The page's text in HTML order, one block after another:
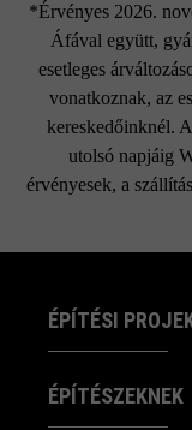
*Érvényes 2026.
Áfával együtt,
esetleges
vonatkoznak, az
kereskedőinknél.
utolsó napjáig
érvényesek, a
ÉPÍTÉSI
ÉPÍTÉSZEKNEK